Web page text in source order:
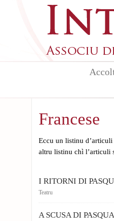
Francese
Eccu un listinu
altru listinu chì l’articuli
I RITORNI DI
Teatru
A SCUSA DI